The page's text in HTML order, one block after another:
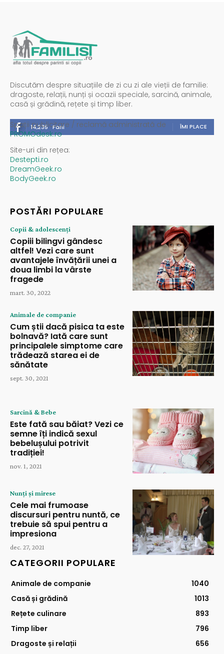
Discutăm despre situațiile de zi cu zi ale vieții de familie:
dragoste, relații, nunți și ocazii speciale, sarcină, animale,
casă și grădină, rețete și timp liber.
14,235 Fani ÎMI PLACE
Spații publicitare / reclamă administrată de
PROMOdesk.ro
Site-uri din rețea:
Destepti.ro
DreamGeek.ro
BodyGeek.ro
POSTĂRI POPULARE
Copii & adolescenți
Copiii bilingvi gândesc
altfel! Vezi care sunt
avantajele învățării unei a
doua limbi la vârste
fragede
mart. 30, 2022
Animale de companie
Cum știi dacă pisica ta este
bolnavă? Iată care sunt
principalele simptome care
trădează starea ei de
sănătate
sept. 30, 2021
Sarcină & Bebe
Este fată sau băiat? Vezi ce
semne îți indică sexul
bebelușului potrivit
tradiției!
nov. 1, 2021
Nunți și mirese
Cele mai frumoase
discursuri pentru nuntă, ce
trebuie să spui pentru a
impresiona
dec. 27, 2021
CATEGORII POPULARE
Animale de companie
1040
Casă și grădină
1013
Rețete culinare
893
Timp liber
796
Dragoste și relații
656